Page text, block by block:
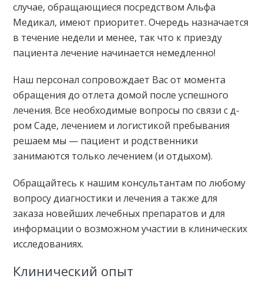
случае, обращающиеся посредством Альфа
Медикал, имеют приоритет. Очередь назначается
в течение недели и менее, так что к приезду
пациента лечение начинается немедленно!
Наш персонал сопровождает Вас от момента
обращения до отлета домой после успешного
лечения. Все необходимые вопросы по связи с д-
ром Саде, лечением и логистикой пребывания
решаем мы — пациент и родственники
занимаются только лечением (и отдыхом).
Обращайтесь к нашим консультантам по любому
вопросу диагностики и лечения а также для
заказа новейших лечебных препаратов и для
информации о возможном участии в клинических
исследованиях.
Клинический опыт